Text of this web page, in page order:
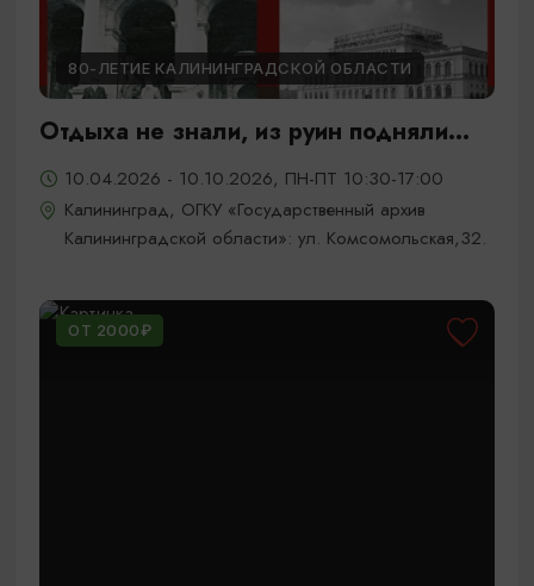
80-ЛЕТИЕ КАЛИНИНГРАДСКОЙ ОБЛАСТИ
Отдыха не знали, из руин подняли...
10.04.2026 - 10.10.2026, ПН-ПТ 10:30-17:00
Калининград, ОГКУ «Государственный архив
Калининградской области»: ул. Комсомольская,32.
ОТ 2000₽